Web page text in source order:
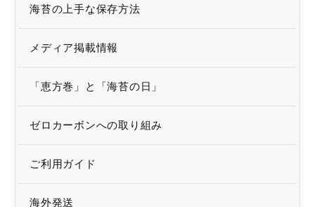
キーワード（商品名）
海苔の上手な保存方法
メディア掲載情報
「恵方巻」と「海苔の日」
ゼロカーボンへの取り組み
ご利用ガイド
海外発送